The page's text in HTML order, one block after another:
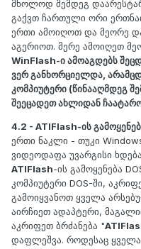
მხოლოდ შემდეგ
გაქვთ ჩართული ორი
ერთი ამოიღოთ და მეორე
აგერიოთ. მერე ამოიღეთ
WinFlash-ი ამოაგდებს
ვერ განხორციელდა,
კომპიუტერი (წინააღმდეგ
შეეცადეთ ახლიდან
4.2 - ATIFlash-ის
ერთი ნაკლი - თუკი
ვიდეოდაფა უვარგისი
ATIFlash-ის გამოყენება
კომპიუტერი DOS-ში,
გამოიყვანოთ ყველა
აირჩიეთ ადაპტერი,
აკრიფეთ ბრძანება "
დაფლეშვა. როდესაც